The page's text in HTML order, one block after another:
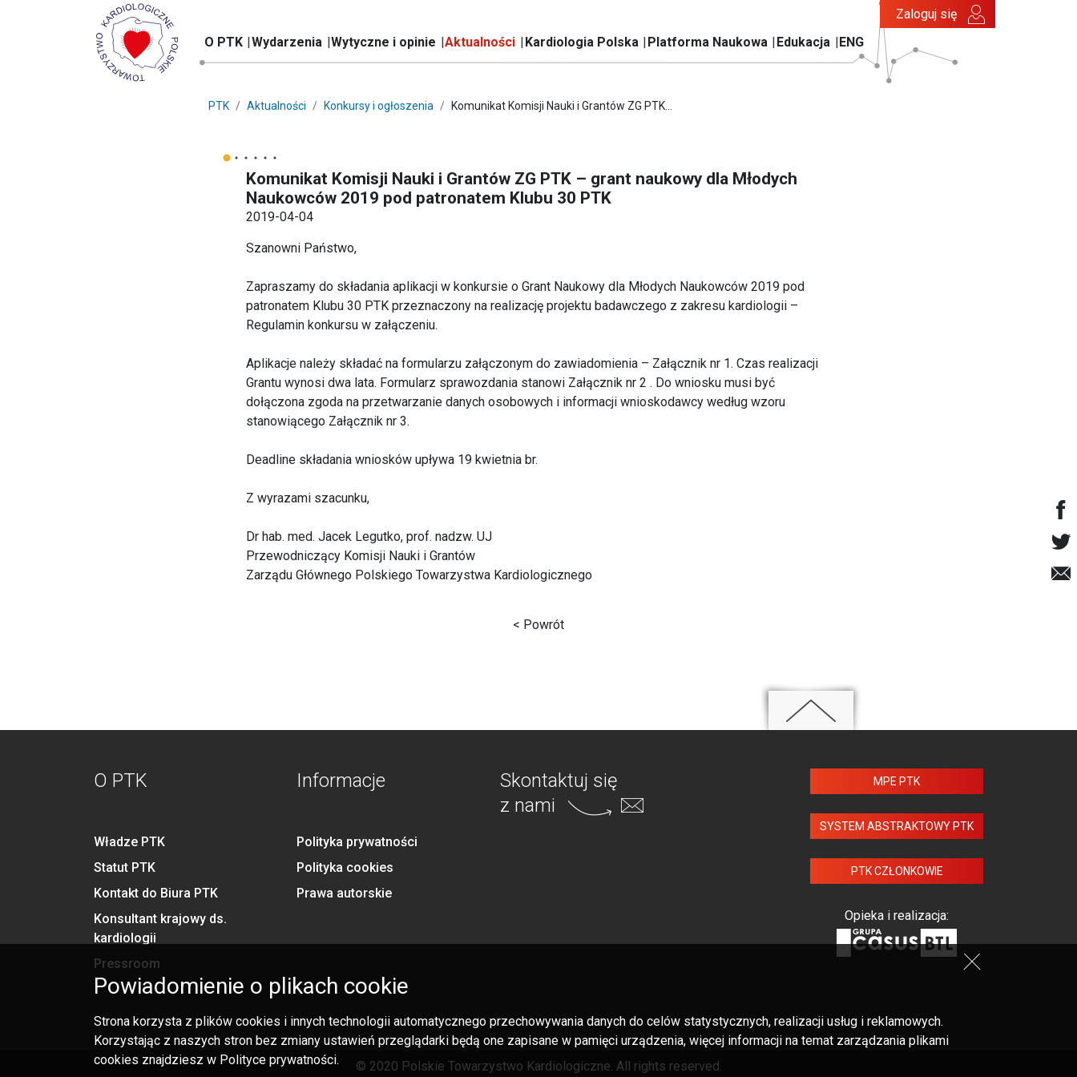
O PTK Wydarzenia Wytyczne i opinie Aktualności Kardiologia Polska Platforma Naukowa Edukacja ENG
Zaloguj się
PTK Aktualności Konkursy i ogłoszenia Komunikat Komisji Nauki i Grantów ZG PTK...
Komunikat Komisji Nauki i Grantów ZG PTK – grant naukowy dla Młodych
Naukowców 2019 pod patronatem Klubu 30 PTK
2019-04-04
Szanowni Państwo,
Zapraszamy do składania aplikacji w konkursie o Grant Naukowy dla Młodych Naukowców 2019 pod
patronatem Klubu 30 PTK przeznaczony na realizację projektu badawczego z zakresu kardiologii –
Regulamin konkursu w załączeniu.
Aplikacje należy składać na formularzu załączonym do zawiadomienia – Załącznik nr 1. Czas realizacji
Grantu wynosi dwa lata. Formularz sprawozdania stanowi Załącznik nr 2 . Do wniosku musi być
dołączona zgoda na przetwarzanie danych osobowych i informacji wnioskodawcy według wzoru
stanowiącego Załącznik nr 3.
Deadline składania wniosków upływa 19 kwietnia br.
Z wyrazami szacunku,
Dr hab. med. Jacek Legutko, prof. nadzw. UJ
Przewodniczący Komisji Nauki i Grantów
Zarządu Głównego Polskiego Towarzystwa Kardiologicznego
< Powrót
O PTK
Władze PTK
Statut PTK
Kontakt do Biura PTK
Konsultant krajowy ds.
kardiologii
Pressroom
Informacje
Polityka prywatności
Polityka cookies
Prawa autorskie
Skontaktuj się
z nami
MPE PTK
SYSTEM ABSTRAKTOWY PTK
PTK CZŁONKOWIE
Opieka i realizacja:
© 2020 Polskie Towarzystwo Kardiologiczne. All rights reserved.
Powiadomienie o plikach cookie
Strona korzysta z plików cookies i innych technologii automatycznego przechowywania danych do celów statystycznych, realizacji usług i reklamowych.
Korzystając z naszych stron bez zmiany ustawień przeglądarki będą one zapisane w pamięci urządzenia, więcej informacji na temat zarządzania plikami
cookies znajdziesz w Polityce prywatności.